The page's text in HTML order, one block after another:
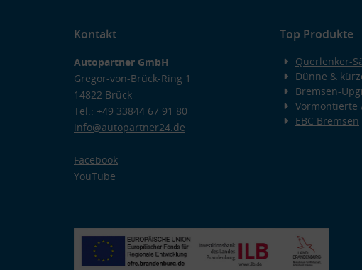
Kontakt
Autopartner GmbH
Gregor-von-Brück-Ring 1
14822 Brück
Tel.: +49 33844 67 91 80
info@autopartner24.de
Facebook
YouTube
Top Produkte
Querlenker-
Dünne &
Bremsen-
Vormontierte
EBC Bremsen